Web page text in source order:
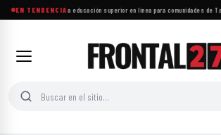
EN TENDENCIA
UAT amplía acceso a educación superior en línea para comunidades de